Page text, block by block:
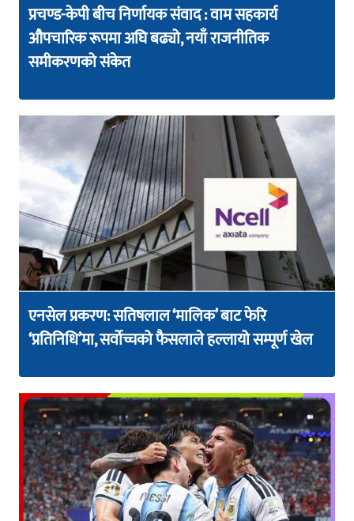
प्रचण्ड-केपी बीच निर्णायक संवाद : वाम सहकार्य
औपचारिक रूपमा अघि बढ्यो, नयाँ राजनीतिक
समीकरणको संकेत
एनसेल प्रकरण: सतिषलाल ‘मालिक’ बाट फेरि
‘प्रतिनिधि’मा, सर्वोच्चको फैसलाले हल्लायो सम्पूर्ण खेल